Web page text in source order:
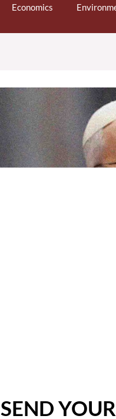
Economics
SEND